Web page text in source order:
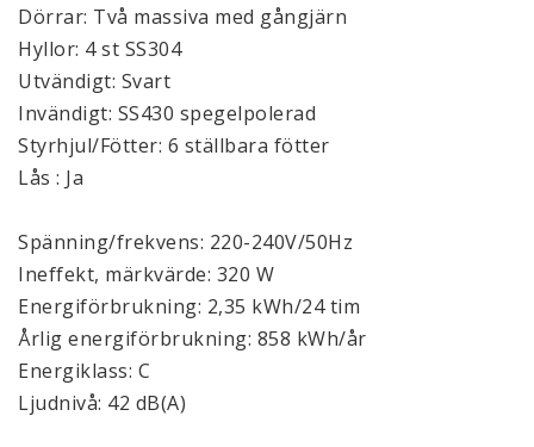
Dörrar: Två massiva med gångjärn
Hyllor: 4 st SS304
Utvändigt: Svart
Invändigt: SS430 spegelpolerad
Styrhjul/Fötter: 6 ställbara fötter
Lås : Ja
Spänning/frekvens: 220-240V/50Hz
Ineffekt, märkvärde: 320 W
Energiförbrukning: 2,35 kWh/24 tim
Årlig energiförbrukning: 858 kWh/år
Energiklass: C
Ljudnivå: 42 dB(A)